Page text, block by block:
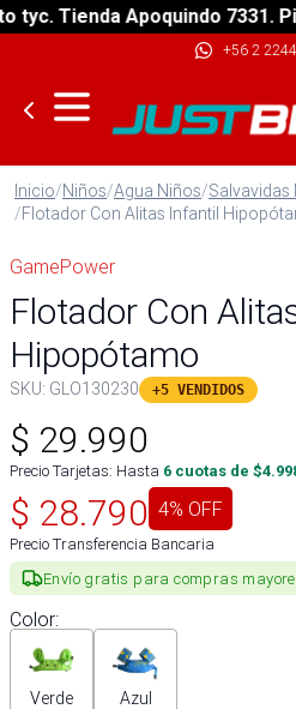
Tienda Apoquindo 7331.
+56 2
Inicio/Niños/Agua Niños/Salvavidas
/Flotador Con Alitas Infantil
GamePower
Flotador Con
Hipopótamo
SKU: GLO130230 +5 VENDIDOS
$ 29.990
Precio Tarjetas: Hasta 6 cuotas de $
$ 28.790 4% OFF
Precio Transferencia Bancaria
Envío gratis para compras
Color:
Verde Azul